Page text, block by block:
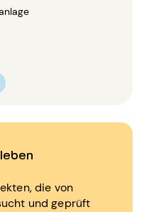
die von
und geprüft